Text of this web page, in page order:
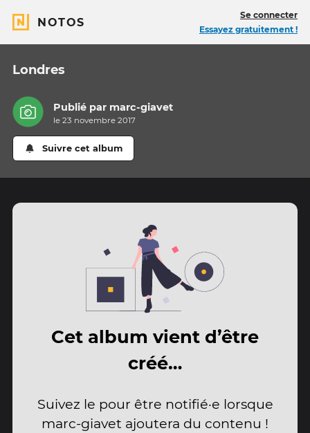
NOTOS
Se connecter
Essayez gratuitement !
Londres
Publié par marc-giavet
le 23 novembre 2017
Suivre cet album
Cet album vient d’être
créé…
Suivez le pour être notifié·e lorsque
marc-giavet ajoutera du contenu !